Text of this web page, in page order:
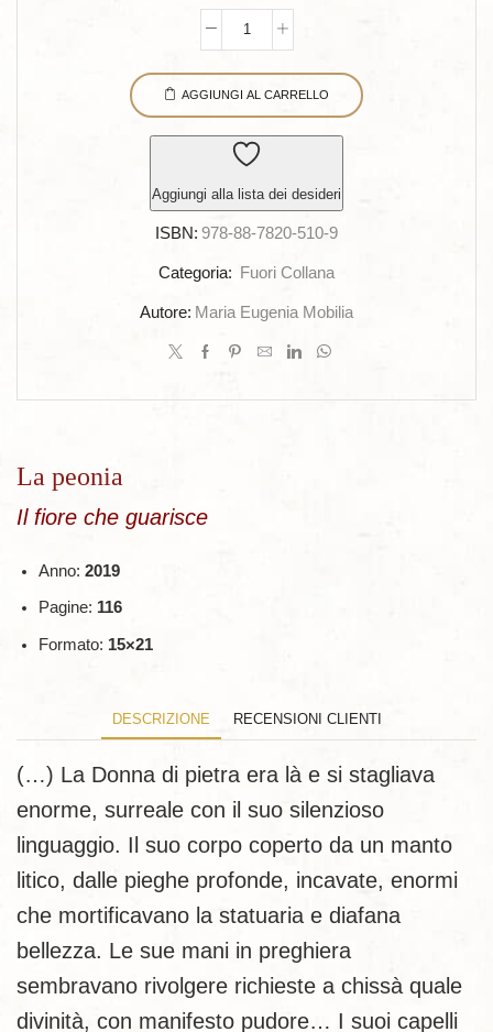
peonia
quantità
AGGIUNGI AL CARRELLO
Aggiungi alla lista dei desideri
ISBN: 978-88-7820-510-9
Categoria: Fuori Collana
Autore: Maria Eugenia Mobilia
La peonia
Il fiore che guarisce
Anno: 2019
Pagine: 116
Formato: 15×21
DESCRIZIONE RECENSIONI CLIENTI
(…) La Donna di pietra era là e si stagliava
enorme, surreale con il suo silenzioso
linguaggio. Il suo corpo coperto da un manto
litico, dalle pieghe profonde, incavate, enormi
che mortificavano la statuaria e diafana
bellezza. Le sue mani in preghiera
sembravano rivolgere richieste a chissà quale
divinità, con manifesto pudore… I suoi capelli